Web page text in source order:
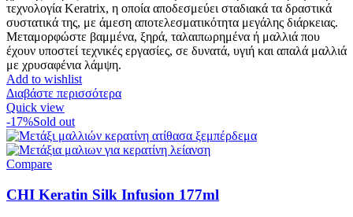
τεχνολογία Keratrix, η οποία αποδεσμεύει σταδιακά τα δραστικά
συστατικά της, με άμεση αποτελεσματικότητα μεγάλης διάρκειας.
Μεταμορφώστε βαμμένα, ξηρά, ταλαιπωρημένα ή μαλλιά που
έχουν υποστεί τεχνικές εργασίες, σε δυνατά, υγιή και απαλά μαλλιά
με χρυσαφένια λάμψη.
Add to wishlist
Διαβάστε περισσότερα
Quick view
-17%Sold out
Compare
CHI Keratin Silk Infusion 177ml